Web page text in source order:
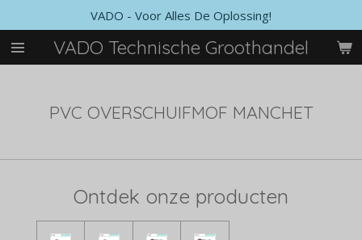
direct
naar
de
VADO Technische Groothandel
VADO - Voor Alles De Oplossing!
PVC OVERSCHUIFMOF MANCHET
Ontdek onze producten